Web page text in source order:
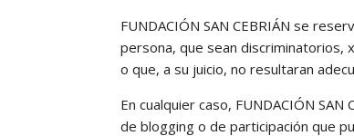
FUNDACIÓN SAN CEBRIÁN se
persona, que sean discriminatorios,
o que, a su juicio, no resultaran
En cualquier caso, FUNDACIÓN
de blogging o de participación que